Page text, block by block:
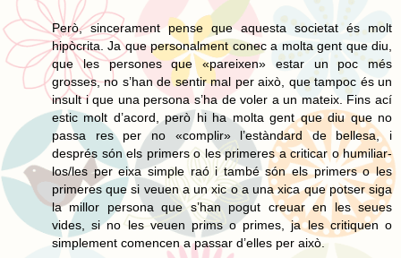
Però, sincerament pense que aquesta societat és molt
hipòcrita. Ja que personalment conec a molta gent que diu,
que les persones que «pareixen» estar un poc més
grosses, no s’han de sentir mal per això, que tampoc és un
insult i que una persona s’ha de voler a un mateix. Fins ací
estic molt d’acord, però hi ha molta gent que diu que no
passa res per no «complir» l’estàndard de bellesa, i
després són els primers o les primeres a criticar o humiliar-
los/les per eixa simple raó i també són els primers o les
primeres que si veuen a un xic o a una xica que potser siga
la millor persona que s’han pogut creuar en les seues
vides, si no les veuen prims o primes, ja les critiquen o
simplement comencen a passar d’elles per això.